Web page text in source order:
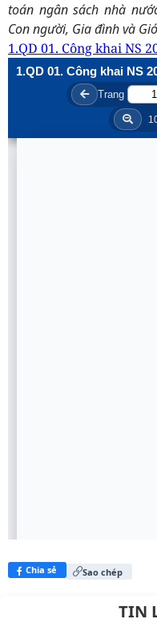
toán ngân sách nhà
Con người, Gia đình và
1.QD 01. Công khai NS
Chia sẻ Sao chép
TIN